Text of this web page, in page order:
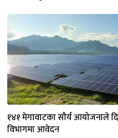
१४१ मेगावाटका सौर्य आयोजनाले
विभागमा आवेदन